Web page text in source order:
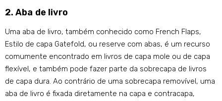
2. Aba de livro
Uma aba de livro, também conhecido como French Flaps,
Estilo de capa Gatefold, ou reserve com abas, é um recurso
comumente encontrado em livros de capa mole ou de capa
flexível, e também pode fazer parte da sobrecapa de livros
de capa dura. Ao contrário de uma sobrecapa removível, uma
aba de livro é fixada diretamente na capa e contracapa,